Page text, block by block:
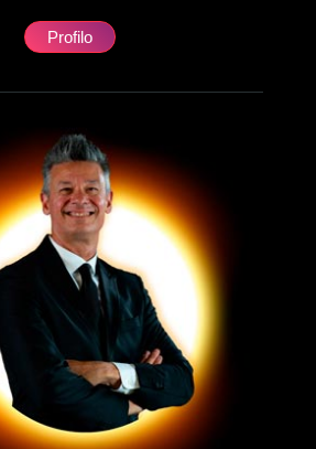
Profilo